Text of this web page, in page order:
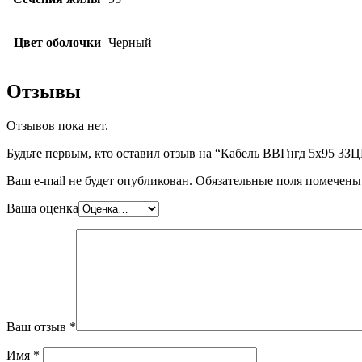
Цвет оболочки Черный
Отзывы
Отзывов пока нет.
Будьте первым, кто оставил отзыв на “Кабель ВВГнгд 5х95
Ваш e-mail не будет опубликован. Обязательные поля помечены
Ваша оценка
Ваш отзыв *
Имя *